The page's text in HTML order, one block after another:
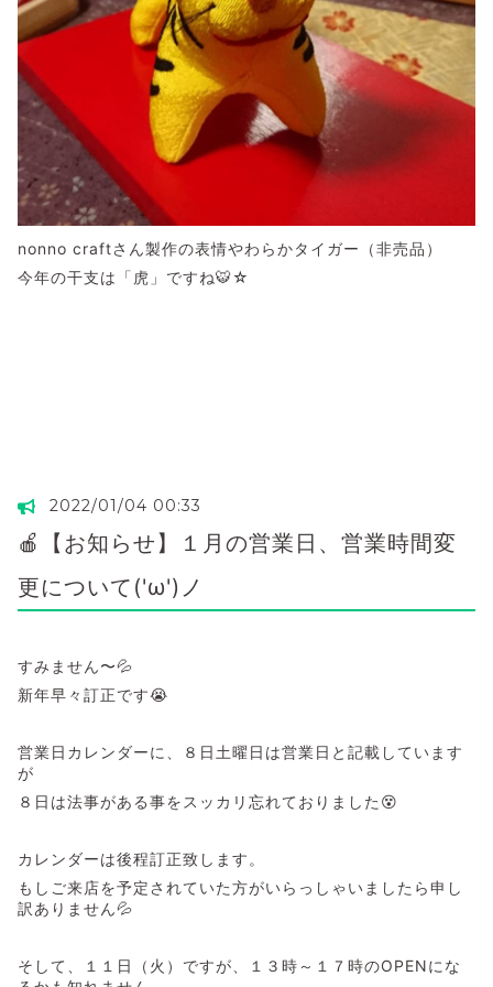
nonno craftさん製作の表情やわらかタイガー（非売品）
今年の干支は「虎」ですね🐯☆
2022/01/04 00:33
🍎【お知らせ】１月の営業日、営業時間変
更について('ω')ノ
すみません〜💦
新年早々訂正です😭
営業日カレンダーに、８日土曜日は営業日と記載しています
が
８日は法事がある事をスッカリ忘れておりました😵
カレンダーは後程訂正致します。
もしご来店を予定されていた方がいらっしゃいましたら申し
訳ありません💦
そして、１１日（火）ですが、１３時～１７時のOPENにな